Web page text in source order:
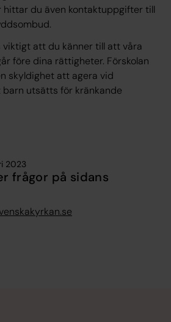
hittar du även kontaktuppgifter till
viktigt att du känner till att våra
före dina rättigheter. Förskolan
skyldighet att agera vid
utsätts för kränkande
2023
frågor på sidans